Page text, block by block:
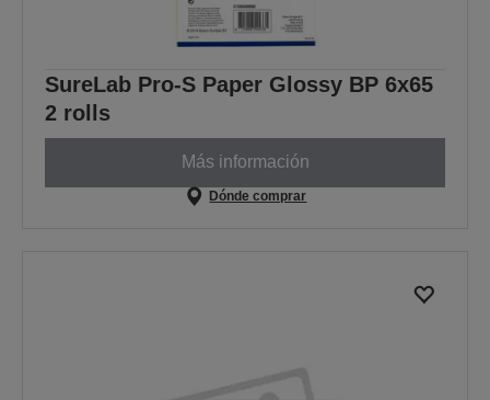
SureLab Pro-S Paper Glossy BP 6x65
2 rolls
Más información
Dónde comprar